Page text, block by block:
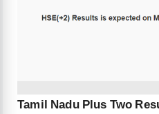
Tamil Nadu Plus Two